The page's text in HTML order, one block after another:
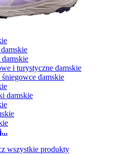
i turystyczne damskie
damskie
damskie